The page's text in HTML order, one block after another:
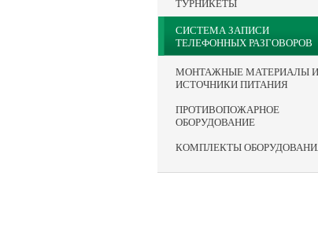
ТУРНИКЕТЫ
СИСТЕМА ЗАПИСИ
ТЕЛЕФОННЫХ РАЗГОВОРОВ
МОНТАЖНЫЕ МАТЕРИАЛЫ И
ИСТОЧНИКИ ПИТАНИЯ
ПРОТИВОПОЖАРНОЕ
ОБОРУДОВАНИЕ
КОМПЛЕКТЫ